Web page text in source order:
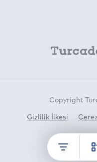
Copyright
Gizlilik İlkesi